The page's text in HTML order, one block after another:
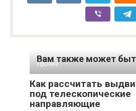
Вам также может
Прочее
Как рассчитать
под телескопические
направляющие